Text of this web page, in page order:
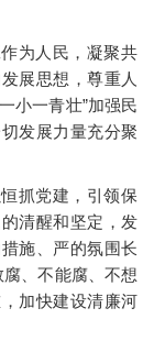
为人民，凝聚共
展思想，尊重人
小一青壮”加强民
发展力量充分聚
抓党建，引领保
清醒和坚定，发
施、严的氛围长
、不能腐、不想
加快建设清廉河